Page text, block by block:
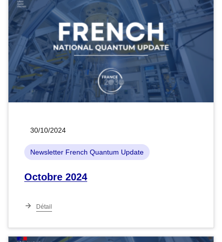
30/10/2024
Newsletter French Quantum Update
Octobre 2024
Détail